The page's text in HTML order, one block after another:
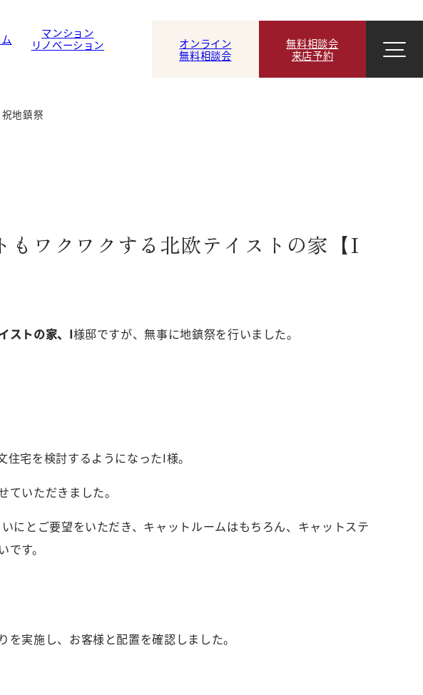
マンション
リノベーション
オンライン
無料相談会
無料相談会
来店予約
地鎮祭
ワクワクする北欧テイストの家【I
ストの家、I様邸ですが、無事に地鎮祭を行いました。
宅を検討するようになったI様。
いただきました。
にとご要望をいただき、キャットルームはもちろん、キャットステ
す。
実施し、お客様と配置を確認しました。